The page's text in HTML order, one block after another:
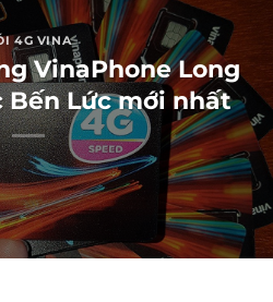
4G VINA
VinaPhone Long
Bến Lức mới nhất